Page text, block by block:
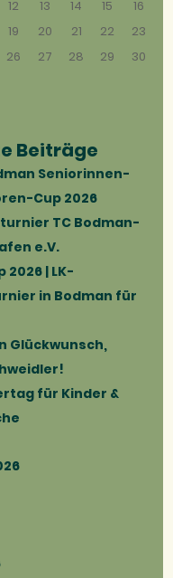
12 13 14 15
16
19 20 21 22
23
26 27 28 29
30
Beiträge
Seniorinnen-
Cup 2026
TC Bodman-
e.V.
2026 | LK-
in Bodman für
Glückwunsch,
für Kinder &